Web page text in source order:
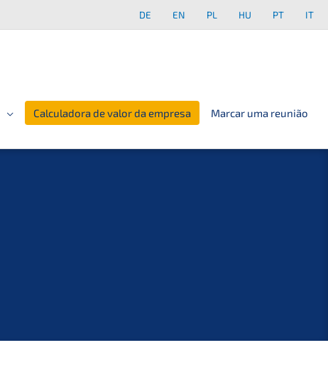
DE EN PL HU PT IT
Calculadora de valor da empresa Marcar uma reunião